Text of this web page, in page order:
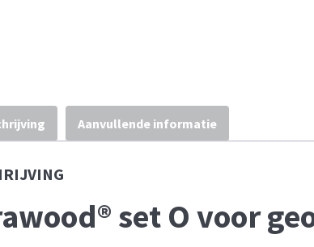
Aanvullende informatie
set O voor